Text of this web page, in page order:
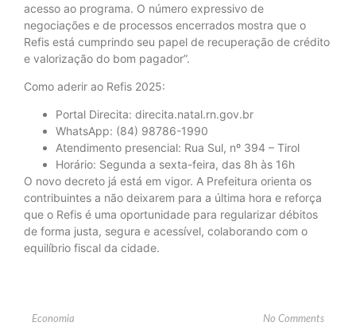
acesso ao programa. O número expressivo de
negociações e de processos encerrados mostra que o
Refis está cumprindo seu papel de recuperação de crédito
e valorização do bom pagador”.
Como aderir ao Refis 2025:
Portal Direcita: direcita.natal.rn.gov.br
WhatsApp: (84) 98786-1990
Atendimento presencial: Rua Sul, nº 394 – Tirol
Horário: Segunda a sexta-feira, das 8h às 16h
O novo decreto já está em vigor. A Prefeitura orienta os
contribuintes a não deixarem para a última hora e reforça
que o Refis é uma oportunidade para regularizar débitos
de forma justa, segura e acessível, colaborando com o
equilíbrio fiscal da cidade.
Economia No Comments